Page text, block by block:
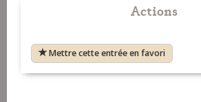
Actions
Mettre cette entrée en favori